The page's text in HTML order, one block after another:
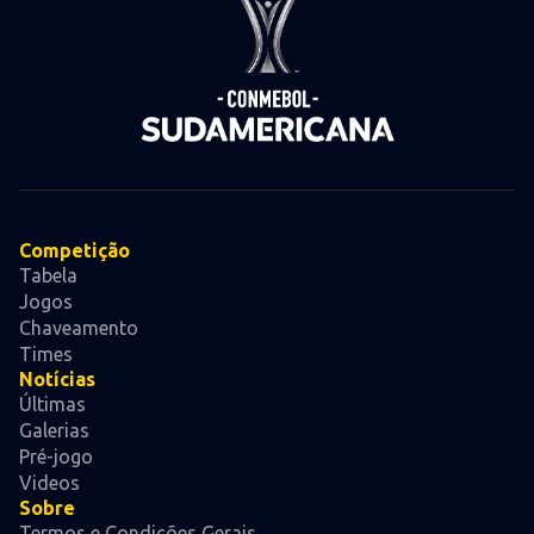
Competição
Tabela
Jogos
Chaveamento
Times
Notícias
Últimas
Galerias
Pré-jogo
Videos
Sobre